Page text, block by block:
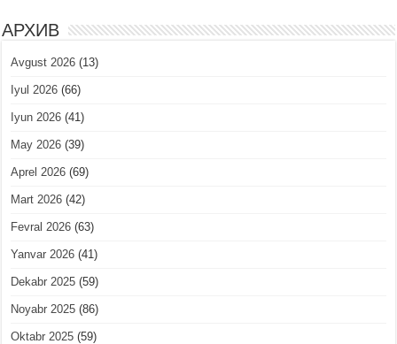
АРХИВ
Avgust 2026 (13)
Iyul 2026 (66)
Iyun 2026 (41)
May 2026 (39)
Aprel 2026 (69)
Mart 2026 (42)
Fevral 2026 (63)
Yanvar 2026 (41)
Dekabr 2025 (59)
Noyabr 2025 (86)
Oktabr 2025 (59)